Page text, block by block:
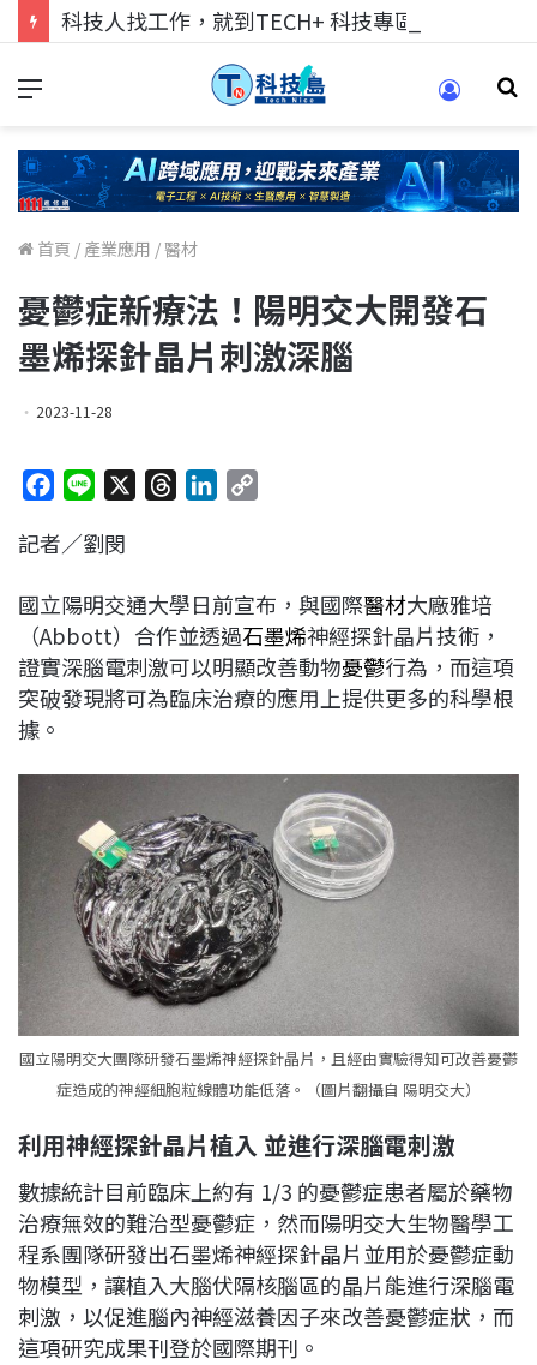
科技人找工作，就到TECH+ 科技專區!
首頁 / 產業應用 /醫材
憂鬱症新療法！陽明交大開發石
墨烯探針晶片刺激深腦
2023-11-28
c
b
o
o
k
n
a
d
s
e
d
I
n
L
i
n
k
記者／劉閔
國立陽明交通大學日前宣布，與國際醫材大廠雅培
（Abbott）合作並透過石墨烯神經探針晶片技術，
證實深腦電刺激可以明顯改善動物憂鬱行為，而這項
突破發現將可為臨床治療的應用上提供更多的科學根
據。
國立陽明交大團隊研發石墨烯神經探針晶片，且經由實驗得知可改善憂鬱
症造成的神經細胞粒線體功能低落。（圖片翻攝自 陽明交大）
利用神經探針晶片植入 並進行深腦電刺激
數據統計目前臨床上約有 1/3 的憂鬱症患者屬於藥物
治療無效的難治型憂鬱症，然而陽明交大生物醫學工
程系團隊研發出石墨烯神經探針晶片並用於憂鬱症動
物模型，讓植入大腦伏隔核腦區的晶片能進行深腦電
刺激，以促進腦內神經滋養因子來改善憂鬱症狀，而
這項研究成果刊登於國際期刊。